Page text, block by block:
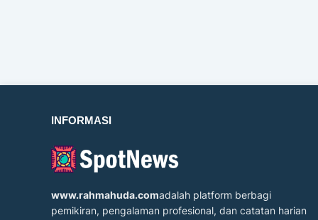
INFORMASI
www.rahmahuda.comadalah platform berbagi
pemikiran, pengalaman profesional, dan catatan harian